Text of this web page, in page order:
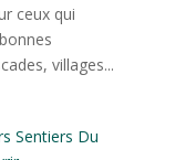
ceux qui
villages...